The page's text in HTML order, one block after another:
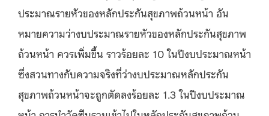
ประมาณรายหัวของหลักประกันสุขภาพถ้วนหน้า อัน
หมายความว่างบประมาณรายหัวของหลักประกันสุขภาพ
ถ้วนหน้า ควรเพิ่มขึ้น ราวร้อยละ 10 ในปีงบประมาณหน้า
ซึ่งสวนทางกับความจริงที่ว่างบประมาณหลักประกัน
สุขภาพถ้วนหน้าจะถูกตัดลงร้อยละ 1.3 ในปีงบประมาณ